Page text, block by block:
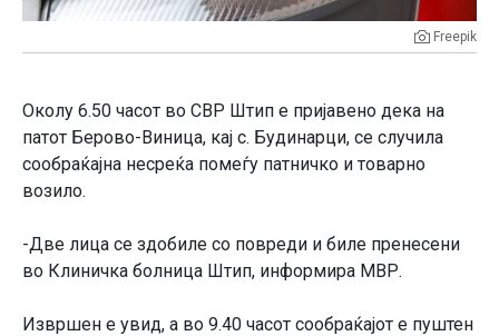
Freepik
Околу 6.50 часот во СВР Штип е пријавено дека на
патот Берово-Виница, кај с. Будинарци, се случила
сообраќајна несреќа помеѓу патничко и товарно
возило.
-Две лица се здобиле со повреди и биле пренесени
во Клиничка болница Штип, информира МВР.
Извршен е увид, а во 9.40 часот сообраќајот е пуштен